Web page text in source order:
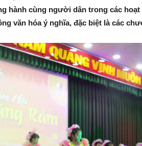
hành cùng người dân trong các hoạt
văn hóa ý nghĩa, đặc biệt là các